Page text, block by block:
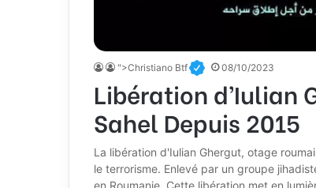
">Christiano Btf 08/10/2023
Libération d’Iulian
Sahel Depuis 2015
La libération d'Iulian Ghergut, otage
le terrorisme. Enlevé par un groupe
en Roumanie. Cette libération met en